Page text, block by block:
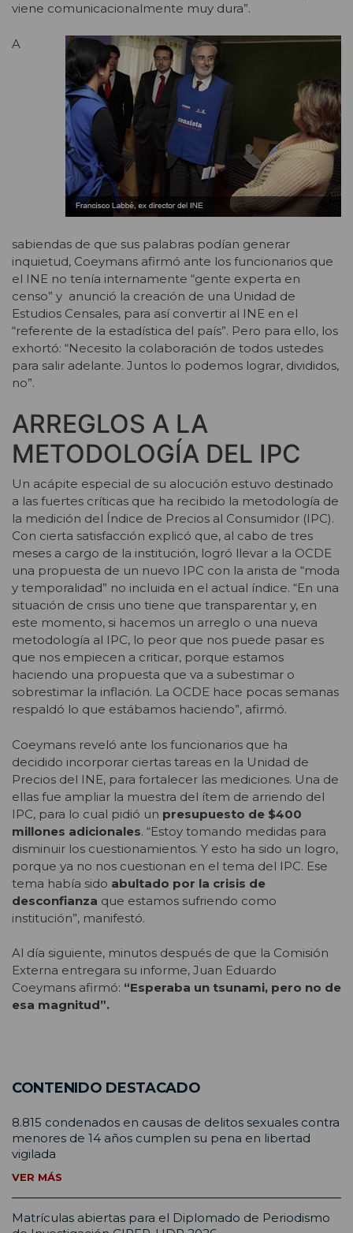
viene comunicacionalmente muy dura”.
A
sabiendas de que sus palabras podían generar
inquietud, Coeymans afirmó ante los funcionarios que
el INE no tenía internamente “gente experta en
censo” y anunció la creación de una Unidad de
Estudios Censales, para así convertir al INE en el
“referente de la estadística del país”. Pero para ello, los
exhortó: “Necesito la colaboración de todos ustedes
para salir adelante. Juntos lo podemos lograr, divididos,
no”.
ARREGLOS A LA
METODOLOGÍA DEL IPC
Un acápite especial de su alocución estuvo destinado
a las fuertes críticas que ha recibido la metodología de
la medición del Índice de Precios al Consumidor (IPC).
Con cierta satisfacción explicó que, al cabo de tres
meses a cargo de la institución, logró llevar a la OCDE
una propuesta de un nuevo IPC con la arista de “moda
y temporalidad” no incluida en el actual índice. “En una
situación de crisis uno tiene que transparentar y, en
este momento, si hacemos un arreglo o una nueva
metodología al IPC, lo peor que nos puede pasar es
que nos empiecen a criticar, porque estamos
haciendo una propuesta que va a subestimar o
sobrestimar la inflación. La OCDE hace pocas semanas
respaldó lo que estábamos haciendo”, afirmó.
Coeymans reveló ante los funcionarios que ha
decidido incorporar ciertas tareas en la Unidad de
Precios del INE, para fortalecer las mediciones. Una de
ellas fue ampliar la muestra del ítem de arriendo del
IPC, para lo cual pidió un presupuesto de $400
millones adicionales. “Estoy tomando medidas para
disminuir los cuestionamientos. Y esto ha sido un logro,
porque ya no nos cuestionan en el tema del IPC. Ese
tema había sido abultado por la crisis de
desconfianza que estamos sufriendo como
institución”, manifestó.
Al día siguiente, minutos después de que la Comisión
Externa entregara su informe, Juan Eduardo
Coeymans afirmó: “Esperaba un tsunami, pero no de
esa magnitud”.
CONTENIDO DESTACADO
8.815 condenados en causas de delitos sexuales contra
menores de 14 años cumplen su pena en libertad
vigilada
VER MÁS
Matrículas abiertas para el Diplomado de Periodismo